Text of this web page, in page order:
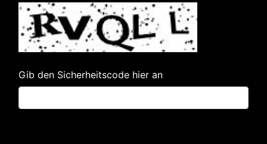
Gib den Sicherheitscode hier an